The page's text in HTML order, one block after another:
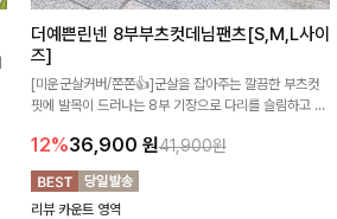
더예쁜린넨 8부부츠컷데님팬츠[S,M,L사이
즈]
[미운군살커버/쫀쫀👍]군살을 잡아주는 깔끔한 부츠컷
핏에 발목이 드러나는 8부 기장으로 다리를 슬림하고 길
요~!
12%36,900 원41,900원
리뷰 카운트 영역